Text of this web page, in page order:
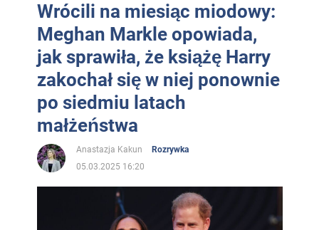
Wrócili na miesiąc miodowy:
Meghan Markle opowiada,
jak sprawiła, że książę Harry
zakochał się w niej ponownie
po siedmiu latach
małżeństwa
Anastazja Kakun
Rozrywka
05.03.2025 16:20